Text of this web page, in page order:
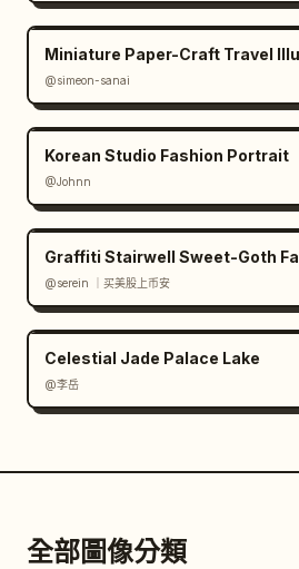
Miniature Paper-Craft Travel
@simeon-sanai
Korean Studio Fashion Portrait
@Johnn
Graffiti Stairwell Sweet-Goth
@serein ｜买美股上币安
Celestial Jade Palace Lake
@李岳
全部圖像分類